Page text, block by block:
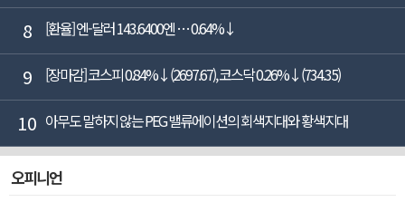
8 [환율] 엔-달러 143.6400엔 … 0.64%↓
9 [장마감] 코스피 0.84%↓(2697.67), 코스닥 0.26%↓(734.35)
10 아무도 말하지 않는 PEG 밸류에이션의 회색지대와 황색지대
오피니언